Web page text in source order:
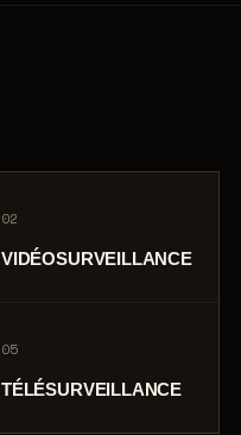
02
VIDÉOSURVEILLANCE
05
TÉLÉSURVEILLANCE